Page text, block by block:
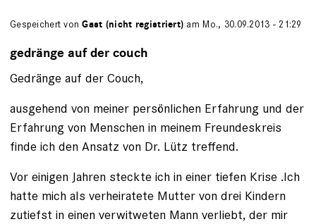
Gespeichert vonGast (nicht registriert) am Mo., 30.09.2013 - 21:29
gedränge auf der couch
Gedränge auf der Couch,
ausgehend von meiner persönlichen Erfahrung und der
Erfahrung von Menschen in meinem Freundeskreis
finde ich den Ansatz von Dr. Lütz treffend.
Vor einigen Jahren steckte ich in einer tiefen Krise .Ich
hatte mich als verheiratete Mutter von drei Kindern
zutiefst in einen verwitweten Mann verliebt, der mir